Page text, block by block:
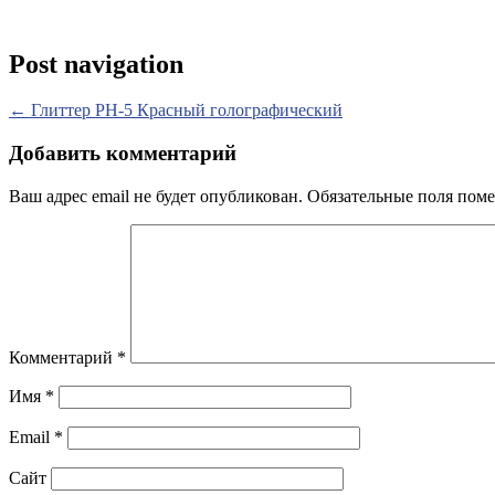
Post navigation
← Глиттер PH-5 Красный голографический
Добавить комментарий
Ваш адрес email не будет опубликован. Обязательные поля
Комментарий *
Имя *
Email *
Сайт